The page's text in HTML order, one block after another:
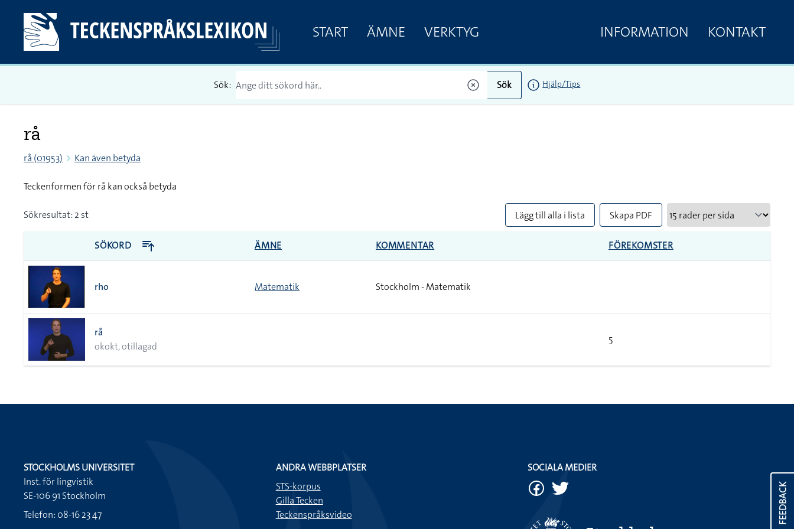
START ÄMNE VERKTYG INFORMATION KONTAKT
Sök: Sök Hjälp/Tips
rå
rå (01953) Kan även betyda
Teckenformen för rå kan också betyda
Sökresultat: 2 st Lägg till alla i lista Skapa PDF
SÖKORD ÄMNE KOMMENTAR FÖREKOMSTER
rho Matematik Stockholm - Matematik
rå
okokt, otillagad
5
FEEDBACK
STOCKHOLMS UNIVERSITET
Inst. för lingvistik
SE-106 91 Stockholm
Telefon: 08-16 23 47
ANDRA WEBBPLATSER
STS-korpus
Gilla Tecken
Teckenspråksvideo
SOCIALA MEDIER